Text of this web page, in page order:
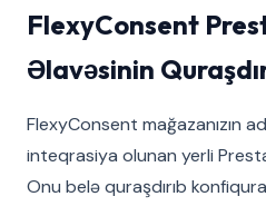
FlexyConsent
Əlavəsinin
FlexyConsent mağazanızın
inteqrasiya olunan yerli
Onu belə quraşdırıb